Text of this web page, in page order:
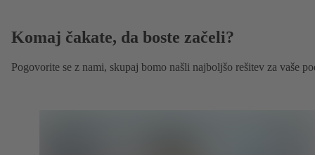
Komaj čakate, da boste začeli?
Pogovorite se z nami, skupaj bomo našli najboljšo rešitev za vaše